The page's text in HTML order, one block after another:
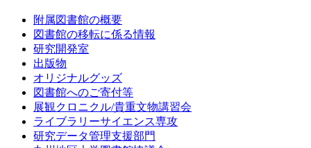
附属図書館の概要
図書館の移転に係る情報
研究開発室
出版物
オリジナルグッズ
図書館へのご寄付等
展観クロニクル/貴重文物講習会
ライブラリーサイエンス専攻
研究データ管理支援部門